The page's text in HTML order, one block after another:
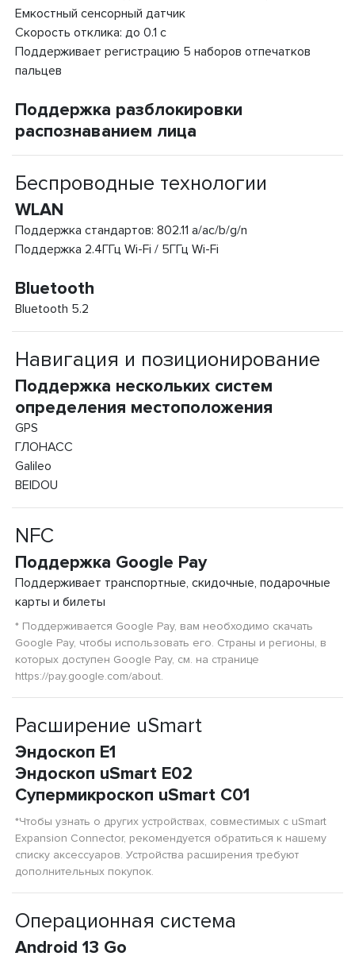
Емкостный сенсорный датчик
Скорость отклика: до 0.1 с
Поддерживает регистрацию 5 наборов отпечатков
пальцев
Поддержка разблокировки
распознаванием лица
Беспроводные технологии
WLAN
Поддержка стандартов: 802.11 a/ac/b/g/n
Поддержка 2.4ГГц Wi-Fi / 5ГГц Wi-Fi
Bluetooth
Bluetooth 5.2
Навигация и позиционирование
Поддержка нескольких систем
определения местоположения
GPS
ГЛОНАСС
Galileo
BEIDOU
NFC
Поддержка Google Pay
Поддерживает транспортные, скидочные, подарочные
карты и билеты
* Поддерживается Google Pay, вам необходимо скачать
Google Pay, чтобы использовать его. Страны и регионы, в
которых доступен Google Pay, см. на странице
https://pay.google.com/about.
Расширение uSmart
Эндоскоп E1
Эндоскоп uSmart E02
Супермикроскоп uSmart C01
*Чтобы узнать о других устройствах, совместимых с uSmart
Expansion Connector, рекомендуется обратиться к нашему
списку аксессуаров. Устройства расширения требуют
дополнительных покупок.
Операционная система
Android 13 Go